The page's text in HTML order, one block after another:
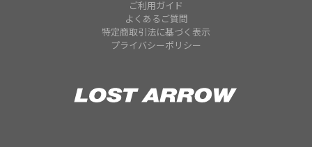
ご利用ガイド
よくあるご質問
特定商取引法に基づく表示
プライバシーポリシー